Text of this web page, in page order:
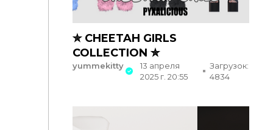
✮ CHEETAH GIRLS
COLLECTION ✮
yummekitty
13 апреля
2025 г. 20:55
Загрузок:
4834